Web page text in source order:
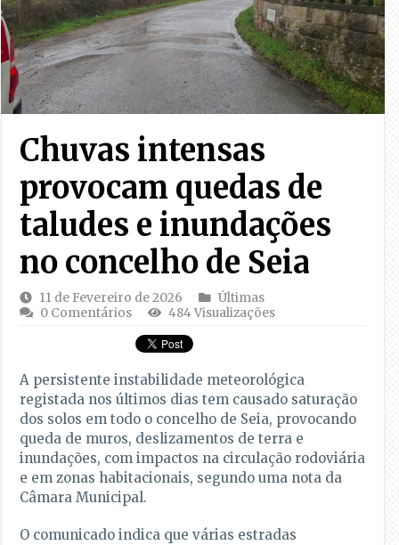
Chuvas intensas
provocam quedas de
taludes e inundações
no concelho de Seia
11 de Fevereiro de 2026
Últimas
0 Comentários
484 Visualizações
A persistente instabilidade meteorológica
registada nos últimos dias tem causado saturação
dos solos em todo o concelho de Seia, provocando
queda de muros, deslizamentos de terra e
inundações, com impactos na circulação rodoviária
e em zonas habitacionais, segundo uma nota da
Câmara Municipal.
O comunicado indica que várias estradas